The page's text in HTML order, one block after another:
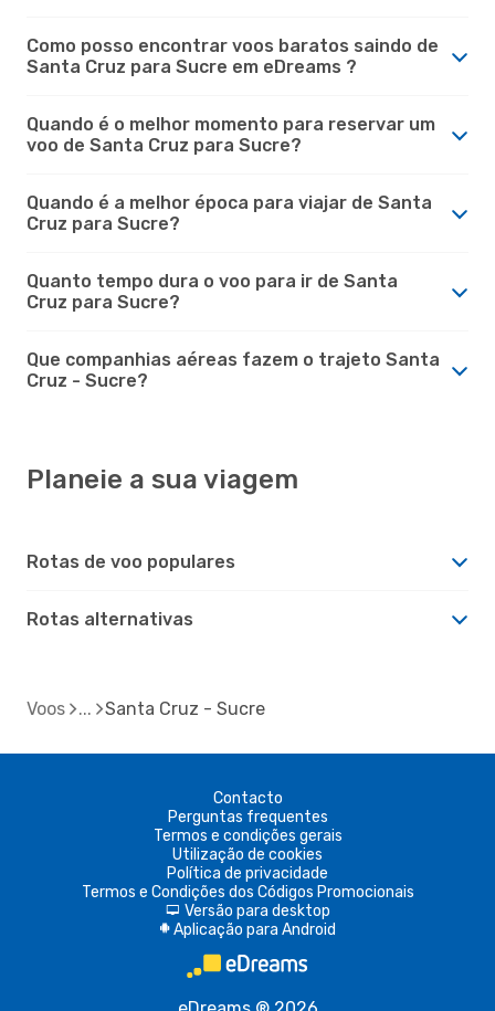
Como posso encontrar voos baratos saindo de
Santa Cruz para Sucre em eDreams ?
Quando é o melhor momento para reservar um
voo de Santa Cruz para Sucre?
Quando é a melhor época para viajar de Santa
Cruz para Sucre?
Quanto tempo dura o voo para ir de Santa
Cruz para Sucre?
Que companhias aéreas fazem o trajeto Santa
Cruz - Sucre?
Planeie a sua viagem
Rotas de voo populares
Rotas alternativas
Voos Santa Cruz - Sucre
Contacto
Perguntas frequentes
Termos e condições gerais
Utilização de cookies
Política de privacidade
Termos e Condições dos Códigos Promocionais
d Versão para desktop
A Aplicação para Android